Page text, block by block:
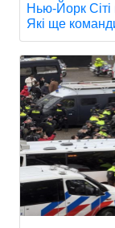
Нью-Йорк
Які ще